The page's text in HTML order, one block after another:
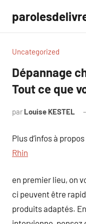
contenu
Uncategorized
Dépannage
Tout ce que
par Louise KESTEL
Plus d’infos à propos
Rhin
en premier lieu, on
ci peuvent être
produits adaptés.